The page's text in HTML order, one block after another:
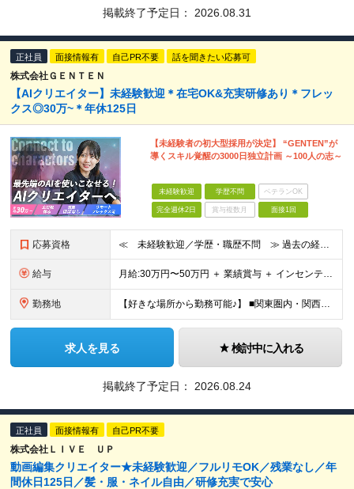
掲載終了予定日： 2026.08.31
正社員 面接情報有 自己PR不要 話を聞きたい応募可
株式会社ＧＥＮＴＥＮ
【AIクリエイター】未経験歓迎＊在宅OK&充実研修あり＊フレッ
クス◎30万~＊年休125日
【未経験者の初大型採用が決定】 “GENTEN”が
導くスキル覚醒の3000日独立計画 ～100人の志～
未経験歓迎 学歴不問 ベテランOK
完全週休2日 賞与複数月 面接1回
応募資格 ≪ 未経験歓迎／学歴・職歴不問 ≫ 過去の経歴は一切不問。 「いままで」よりも「これから」を 重視した採用を行っています！ ▼▼こんな想いがある方大歓迎▼▼ ・WEBデザインに興味がある ・自由な環
給与 ⽉給:30万円〜50万円 ＋ 業績賞与 ＋ インセンティブ賞与 経験者：35万円～ ※経験・スキルを考慮の上、決定します。 ※経験者は別途優遇！ ★試用期間6ヶ月（期間中は月給21万円～）
勤務地 【好きな場所から勤務可能♪】 ■関東圏内・関西圏内 または⾸都圏近郊のプロジェクト先 ★リモートワーク実施中（プロジェクトによりフルリモートもあり） ★転居を伴う転勤なし ★配属先は希望を最⼤限考慮
求人を見る 検討中に入れる
掲載終了予定日： 2026.08.24
正社員 面接情報有 自己PR不要
株式会社ＬＩＶＥ ＵＰ
動画編集クリエイター★未経験歓迎／フルリモOK／残業なし／年
間休日125日／髪・服・ネイル自由／研修充実で安心